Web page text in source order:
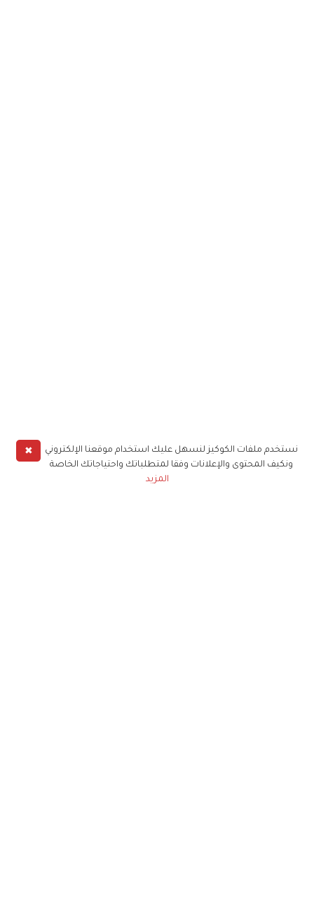
✖
نستخدم ملفات الكوكيز لنسهل عليك استخدام موقعنا الإلكتروني
ونكيف المحتوى والإعلانات وفقا لمتطلباتك واحتياجاتك الخاصة
المزيد